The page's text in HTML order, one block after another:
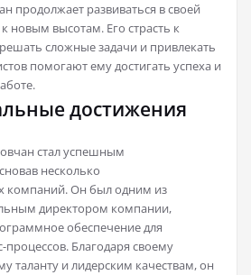
продолжает развиваться в своей
новым высотам. Его страсть к
сложные задачи и привлекать
помогают ему достигать успеха и
достижения
стал успешным
несколько
компаний. Он был одним из
директором компании,
обеспечение для
процессов. Благодаря своему
таланту и лидерским качествам, он